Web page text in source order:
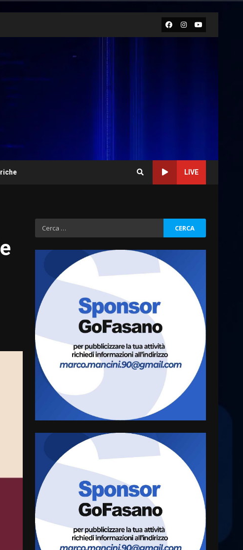
Facebook
Instagram
Youtube
LIVE
Ricerca
per:
Fasanese ferito a colpi di
arma da fuoco
6 Agosto 2026 18:13
4
Carta d’identità: continua il
piano di aperture
straordinarie del Comune di
Fasano
6 Agosto 2026 14:16
5
Grazia Neglia, coordinatrice
cittadina di Fratelli d’Italia,
pronta a tornare in Consiglio
6 Agosto 2026 08:00
Cura dei beni comuni e
cittadinanza attiva: online
l’avviso per la gestione
condivisa della Villetta di
Laureto
6 Agosto 2026 06:20
La magia del Minareto e la
prima assoluta de “L’Albergo
Belvedere. Il rapimento”